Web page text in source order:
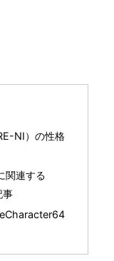
NI）の性格
関連する
事